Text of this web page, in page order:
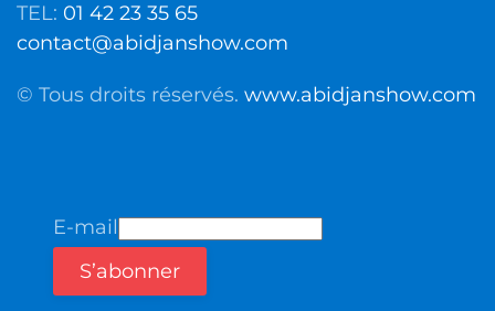
TEL: 01 42 23 35 65
contact@abidjanshow.com
© Tous droits réservés. www.abidjanshow.com
E-mail
S’abonner